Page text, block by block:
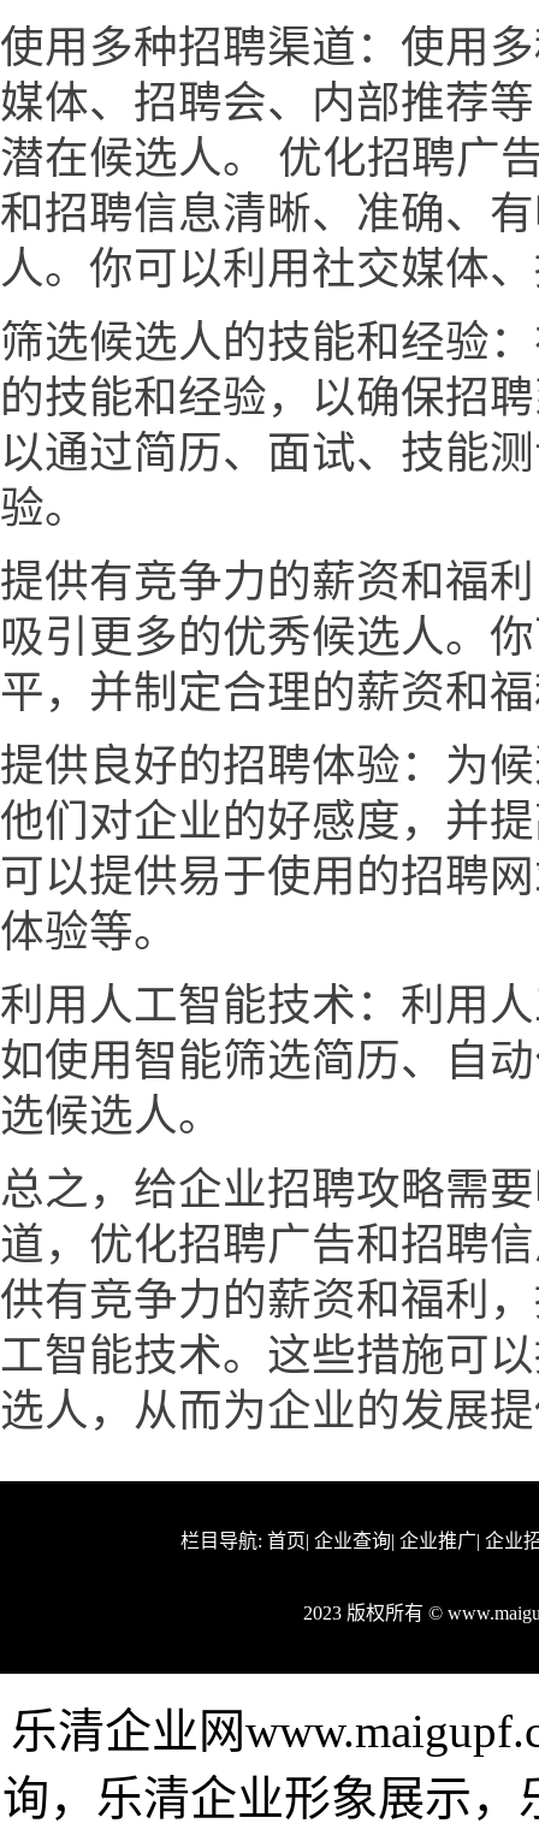
使用多种招聘渠道：使用
媒体、招聘会、内部推荐
潜在候选人。 优化招聘广
和招聘信息清晰、准确、
人。你可以利用社交媒体
筛选候选人的技能和经验
的技能和经验，以确保招
以通过简历、面试、技能
验。
提供有竞争力的薪资和福
吸引更多的优秀候选人。
平，并制定合理的薪资和
提供良好的招聘体验：为
他们对企业的好感度，并
可以提供易于使用的招聘
体验等。
利用人工智能技术：利用
如使用智能筛选简历、自
选候选人。
总之，给企业招聘攻略需
道，优化招聘广告和招聘
供有竞争力的薪资和福利
工智能技术。这些措施可
选人，从而为企业的发展
栏目导航: 首页| 企业查询| 企业推广| 企业
2023 版权所有 ©
乐清企业网
询，乐清企业形象展示